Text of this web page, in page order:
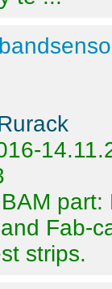
Fab-
strips.